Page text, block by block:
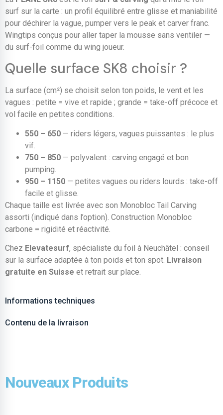
surf sur la carte : un profil équilibré entre glisse et maniabilité
pour déchirer la vague, pumper vers le peak et carver franc.
Wingtips conçus pour aller taper la mousse sans ventiler —
du surf-foil comme du wing joueur.
Quelle surface SK8 choisir ?
La surface (cm²) se choisit selon ton poids, le vent et les
vagues : petite = vive et rapide ; grande = take-off précoce et
vol facile en petites conditions.
550 – 650 — riders légers, vagues puissantes : le plus
vif.
750 – 850 — polyvalent : carving engagé et bon
pumping.
950 – 1150 — petites vagues ou riders lourds : take-off
facile et glisse.
Chaque taille est livrée avec son Monobloc Tail Carving
assorti (indiqué dans l’option). Construction Monobloc
carbone = rigidité et réactivité.
Chez Elevatesurf, spécialiste du foil à Neuchâtel : conseil
sur la surface adaptée à ton poids et ton spot. Livraison
gratuite en Suisse et retrait sur place.
Informations techniques
Contenu de la livraison
Nouveaux Produits